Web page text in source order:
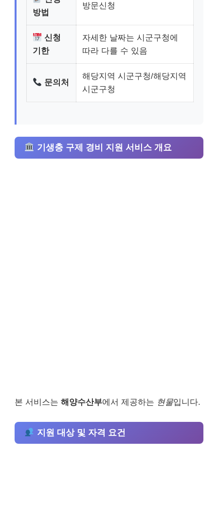
방법
방문신청
신청
기한
자세한 날짜는 시군구청에
따라 다를 수 있음
문의처
해당지역 시군구청/해당지역
시군구청
기생충 구제 경비 지원 서비스 개요
본 서비스는 해양수산부에서 제공하는 현물입니다.
지원 대상 및 자격 요건